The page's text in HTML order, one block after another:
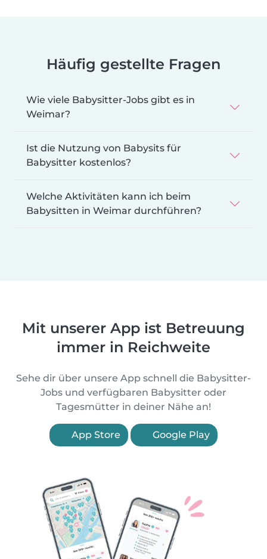
Häufig gestellte Fragen
Wie viele Babysitter-Jobs gibt es in
Weimar?
Ist die Nutzung von Babysits für
Babysitter kostenlos?
Welche Aktivitäten kann ich beim
Babysitten in Weimar durchführen?
Mit unserer App ist Betreuung
immer in Reichweite
Sehe dir über unsere App schnell die Babysitter-
Jobs und verfügbaren Babysitter oder
Tagesmütter in deiner Nähe an!
App Store Google Play